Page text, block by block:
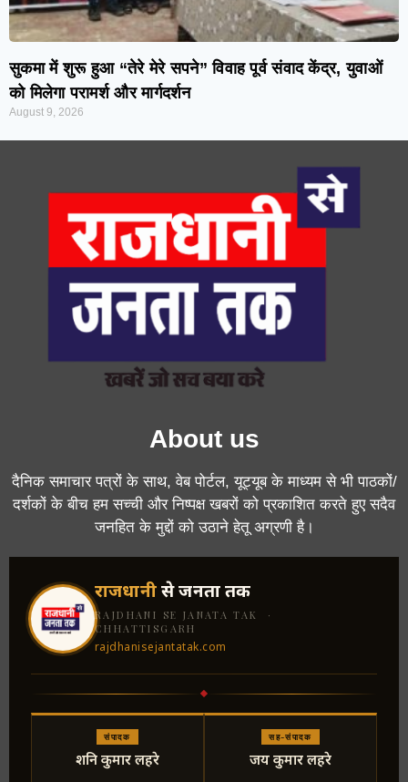
सुकमा में शुरू हुआ “तेरे मेरे सपने” विवाह पूर्व संवाद केंद्र, युवाओं
को मिलेगा परामर्श और मार्गदर्शन
August 9, 2026
About us
दैनिक समाचार पत्रों के साथ, वेब पोर्टल, यूट्यूब के माध्यम से भी पाठकों/
दर्शकों के बीच हम सच्ची और निष्पक्ष खबरों को प्रकाशित करते हुए सदैव
जनहित के मुद्दों को उठाने हेतू अग्रणी है।
राजधानीसे जनता तक
RAJDHANI SE JANATA TAK ·
CHHATTISGARH
rajdhanisejantatak.com
संपादक
शनि कुमार लहरे
सह-संपादक
जय कुमार लहरे